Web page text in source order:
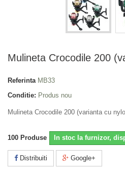
Mulineta Crocodile 200
Referinta MB33
Conditie: Produs nou
Mulineta Crocodile 200 (varianta cu
100 Produse In stoc la furnizor,
Distribuiti Google+